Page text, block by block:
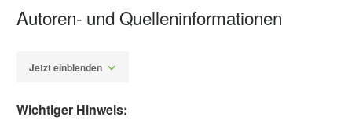
Autoren- und Quelleninformationen
Jetzt einblenden
Wichtiger Hinweis: